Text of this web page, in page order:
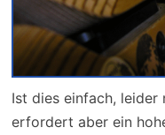
Ist dies einfach, leider
erfordert aber ein